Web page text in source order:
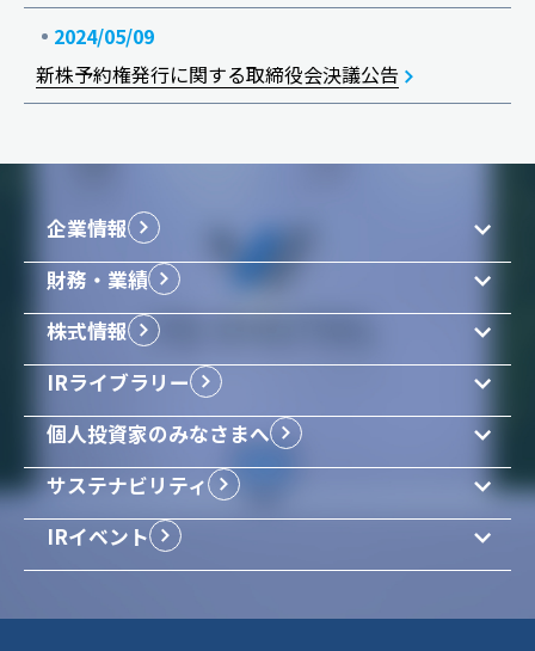
よくあるご質問
お問い合わせ
はじめてのYEデジタル
YEデジタルのあゆみと強み
中期経営計画
サステナビリティ
当社のサステナビリティ
人材・組織
IRライブラリー
有価証券報告書
IR情報
IR・ニュース
中期経営計画
IRカレンダー
IRアンケート
（2027年2月期第1四半期）
第１四半期決算 補足説明資料
3.
YEデジタルとNVIDIA、フィジカル
4.YEデジタル、安川電機の最先端工
場にWESを導入
5.株式情報
2024/05/09
新株予約権発行に関する取締役会決議公告
企業情報
企業理念
事業内容
組織図
財務・業績
経営成績
財政状況
株式情報
株式基本情報
配当情報
IRライブラリー
決算短信・説明資料
説明会資料
事業報告書
個人投資家のみなさまへ
はじめてのYEデジタル
YEデジタルのあゆみと強み
サステナビリティ
当社のサステナビリティ
事業を通じたサステナビリティ
コーポレートガバナンス
IRイベント
ニュース一覧